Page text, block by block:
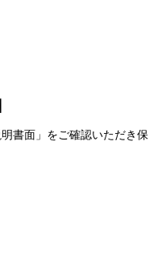
書面」をご確認いただき保